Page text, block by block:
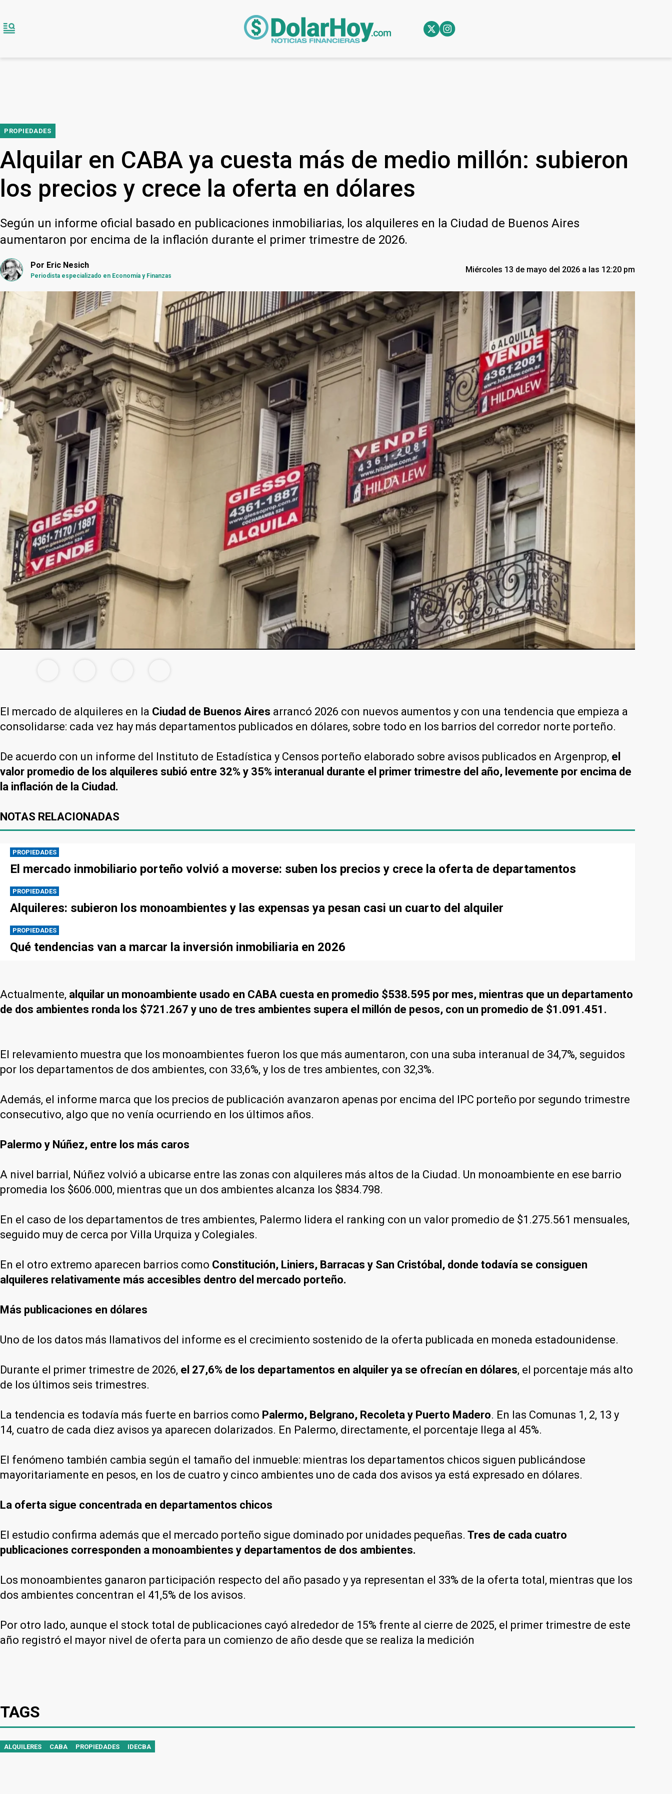
PROPIEDADES
Alquilar en CABA ya cuesta más de medio millón: subieron
los precios y crece la oferta en dólares
Según un informe oficial basado en publicaciones inmobiliarias, los alquileres en la Ciudad de Buenos Aires
aumentaron por encima de la inflación durante el primer trimestre de 2026.
Por Eric Nesich
Periodista especializado en Economía y Finanzas
Miércoles 13 de mayo del 2026 a las 12:20 pm
El mercado de alquileres en la Ciudad de Buenos Aires arrancó 2026 con nuevos aumentos y con una tendencia que empieza a
consolidarse: cada vez hay más departamentos publicados en dólares, sobre todo en los barrios del corredor norte porteño.
De acuerdo con un informe del Instituto de Estadística y Censos porteño elaborado sobre avisos publicados en Argenprop, el
valor promedio de los alquileres subió entre 32% y 35% interanual durante el primer trimestre del año, levemente por encima de
la inflación de la Ciudad.
NOTAS RELACIONADAS
PROPIEDADES
El mercado inmobiliario porteño volvió a moverse: suben los precios y crece la oferta de departamentos
PROPIEDADES
Alquileres: subieron los monoambientes y las expensas ya pesan casi un cuarto del alquiler
PROPIEDADES
Qué tendencias van a marcar la inversión inmobiliaria en 2026
Actualmente, alquilar un monoambiente usado en CABA cuesta en promedio $538.595 por mes, mientras que un departamento
de dos ambientes ronda los $721.267 y uno de tres ambientes supera el millón de pesos, con un promedio de $1.091.451.
El relevamiento muestra que los monoambientes fueron los que más aumentaron, con una suba interanual de 34,7%, seguidos
por los departamentos de dos ambientes, con 33,6%, y los de tres ambientes, con 32,3%.
Además, el informe marca que los precios de publicación avanzaron apenas por encima del IPC porteño por segundo trimestre
consecutivo, algo que no venía ocurriendo en los últimos años.
Palermo y Núñez, entre los más caros
A nivel barrial, Núñez volvió a ubicarse entre las zonas con alquileres más altos de la Ciudad. Un monoambiente en ese barrio
promedia los $606.000, mientras que un dos ambientes alcanza los $834.798.
En el caso de los departamentos de tres ambientes, Palermo lidera el ranking con un valor promedio de $1.275.561 mensuales,
seguido muy de cerca por Villa Urquiza y Colegiales.
En el otro extremo aparecen barrios como Constitución, Liniers, Barracas y San Cristóbal, donde todavía se consiguen
alquileres relativamente más accesibles dentro del mercado porteño.
Más publicaciones en dólares
Uno de los datos más llamativos del informe es el crecimiento sostenido de la oferta publicada en moneda estadounidense.
Durante el primer trimestre de 2026, el 27,6% de los departamentos en alquiler ya se ofrecían en dólares, el porcentaje más alto
de los últimos seis trimestres.
La tendencia es todavía más fuerte en barrios como Palermo, Belgrano, Recoleta y Puerto Madero. En las Comunas 1, 2, 13 y
14, cuatro de cada diez avisos ya aparecen dolarizados. En Palermo, directamente, el porcentaje llega al 45%.
El fenómeno también cambia según el tamaño del inmueble: mientras los departamentos chicos siguen publicándose
mayoritariamente en pesos, en los de cuatro y cinco ambientes uno de cada dos avisos ya está expresado en dólares.
La oferta sigue concentrada en departamentos chicos
El estudio confirma además que el mercado porteño sigue dominado por unidades pequeñas. Tres de cada cuatro
publicaciones corresponden a monoambientes y departamentos de dos ambientes.
Los monoambientes ganaron participación respecto del año pasado y ya representan el 33% de la oferta total, mientras que los
dos ambientes concentran el 41,5% de los avisos.
Por otro lado, aunque el stock total de publicaciones cayó alrededor de 15% frente al cierre de 2025, el primer trimestre de este
año registró el mayor nivel de oferta para un comienzo de año desde que se realiza la medición
TAGS
ALQUILERES CABA PROPIEDADES IDECBA